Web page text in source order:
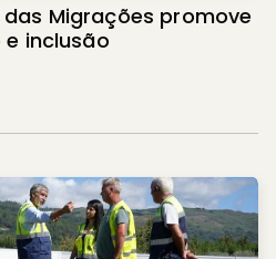
Migrações promove
inclusão